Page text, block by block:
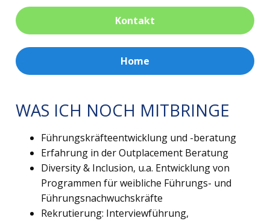
Kontakt
Home
WAS ICH NOCH MITBRINGE
Führungskräfteentwicklung und -beratung
Erfahrung in der Outplacement Beratung
Diversity & Inclusion, u.a. Entwicklung von
Programmen für weibliche Führungs- und
Führungsnachwuchskräfte
Rekrutierung: Interviewführung,